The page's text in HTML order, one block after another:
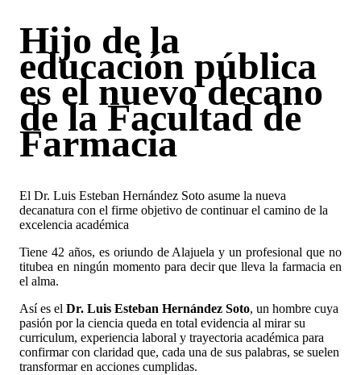
Hijo de la
educación pública
es el nuevo decano
de la Facultad de
Farmacia
El Dr. Luis Esteban Hernández Soto asume la nueva
decanatura con el firme objetivo de continuar el camino de la
excelencia académica
Tiene 42 años, es oriundo de Alajuela y un profesional que no
titubea en ningún momento para decir que lleva la farmacia en
el alma.
Así es el Dr. Luis Esteban Hernández Soto, un hombre cuya
pasión por la ciencia queda en total evidencia al mirar su
curriculum, experiencia laboral y trayectoria académica para
confirmar con claridad que, cada una de sus palabras, se suelen
transformar en acciones cumplidas.